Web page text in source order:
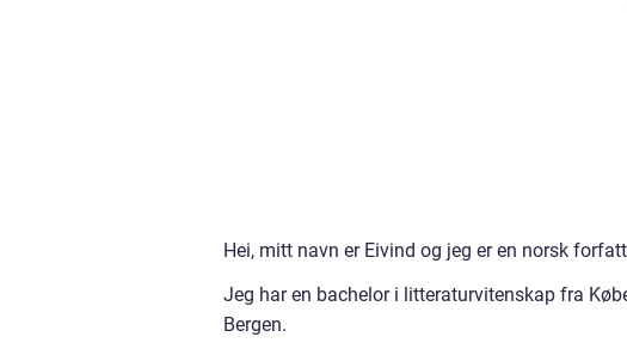
Hei, mitt navn er Eivind og jeg er en norsk
Jeg har en bachelor i litteraturvitenskap fra
Bergen.